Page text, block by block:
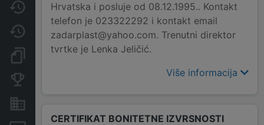
Javne nabavke
Promjene
Dokumenti i objave
Nekretnine i imovina
Hrvatska i posluje od 08.12.1995.. Kontakt
telefon je 023322292 i kontakt email
zadarplast@yahoo.com. Trenutni direktor
tvrtke je Lenka Jeličić.
Više informacija
CERTIFIKAT BONITETNE IZVRSNOSTI